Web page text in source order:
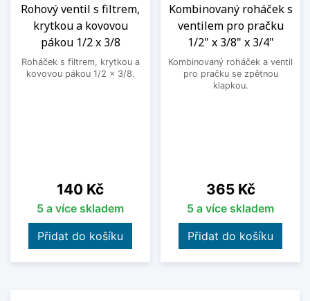
Rohový ventil s filtrem,
krytkou a kovovou
pákou 1/2 x 3/8
Roháček s filtrem, krytkou a
kovovou pákou 1/2 x 3/8.
Cena
140 Kč
5 a více skladem
Přidat do košíku
Kombinovaný roháček s
ventilem pro pračku
1/2" x 3/8" x 3/4"
Kombinovaný roháček a ventil
pro pračku se zpětnou
klapkou.
Cena
365 Kč
5 a více skladem
Přidat do košíku